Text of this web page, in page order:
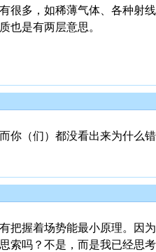
很多，如稀薄气体、各种射
也是有两层意思。
你（们）都没看出来为什么
把握着场势能最小原理。因
索吗？不是，而是我已经思